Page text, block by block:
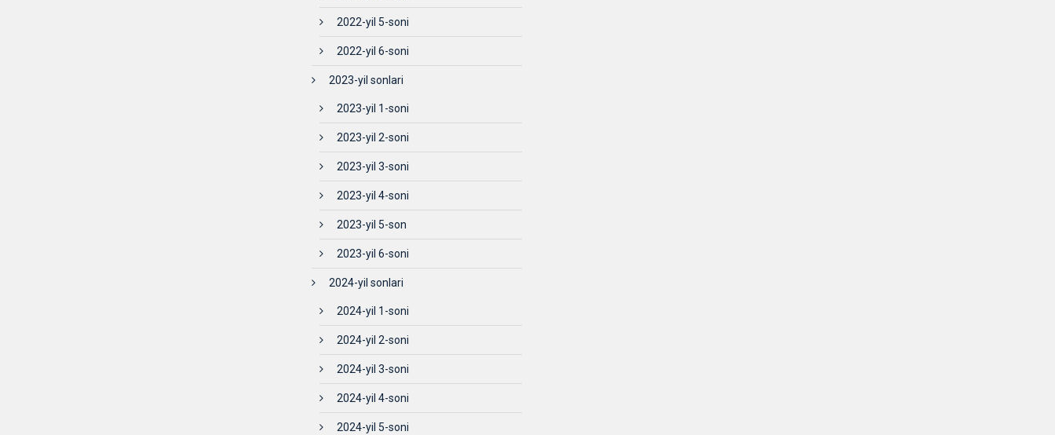
2022-yil 5-soni
2022-yil 6-soni
2023-yil sonlari
2023-yil 1-soni
2023-yil 2-soni
2023-yil 3-soni
2023-yil 4-soni
2023-yil 5-son
2023-yil 6-soni
2024-yil sonlari
2024-yil 1-soni
2024-yil 2-soni
2024-yil 3-soni
2024-yil 4-soni
2024-yil 5-soni